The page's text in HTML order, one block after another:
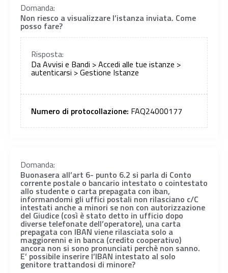
Domanda:
Non riesco a visualizzare l’istanza inviata. Come
posso fare?
Risposta:
Da Avvisi e Bandi > Accedi alle tue istanze >
autenticarsi > Gestione Istanze
Numero di protocollazione: FAQ24000177
Domanda:
Buonasera all’art 6- punto 6.2 si parla di Conto
corrente postale o bancario intestato o cointestato
allo studente o carta prepagata con iban,
informandomi gli uffici postali non rilasciano c/C
intestati anche a minori se non con autorizzazione
del Giudice (così è stato detto in ufficio dopo
diverse telefonate dell’operatore), una carta
prepagata con IBAN viene rilasciata solo a
maggiorenni e in banca (credito cooperativo)
ancora non si sono pronunciati perchè non sanno.
E’ possibile inserire l’IBAN intestato al solo
genitore trattandosi di minore?